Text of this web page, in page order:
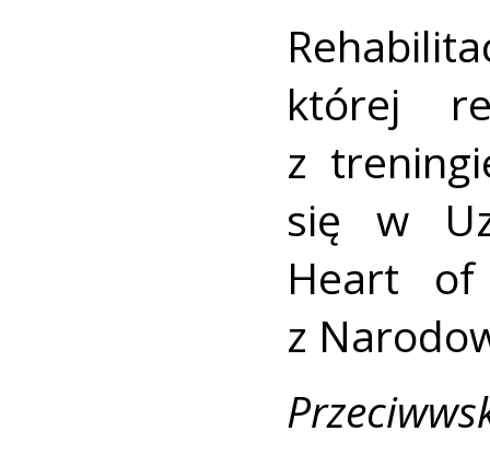
której
z
się w
Heart
z